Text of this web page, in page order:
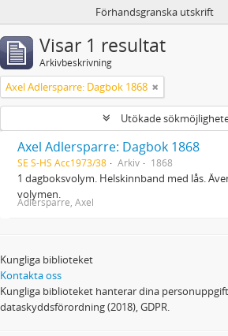
Förhandsgranska utskrift
Visar 1 resultat
Arkivbeskrivning
Axel Adlersparre: Dagbok 1868
Utökade
Axel Adlersparre: Dagbok 1868
SE S-HS Acc1973/38 Arkiv 1868
1 dagboksvolym. Helskinnband med lås.
volymen.
Adlersparre, Axel
Kungliga biblioteket
Kontakta oss
Kungliga biblioteket hanterar dina
dataskyddsförordning (2018), GDPR.